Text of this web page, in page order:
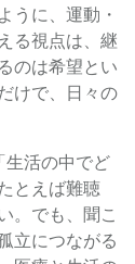
うに、運動・
る視点は、継
のは希望とい
けで、日々の
生活の中でど
とえば難聴
。でも、聞こ
立につながる